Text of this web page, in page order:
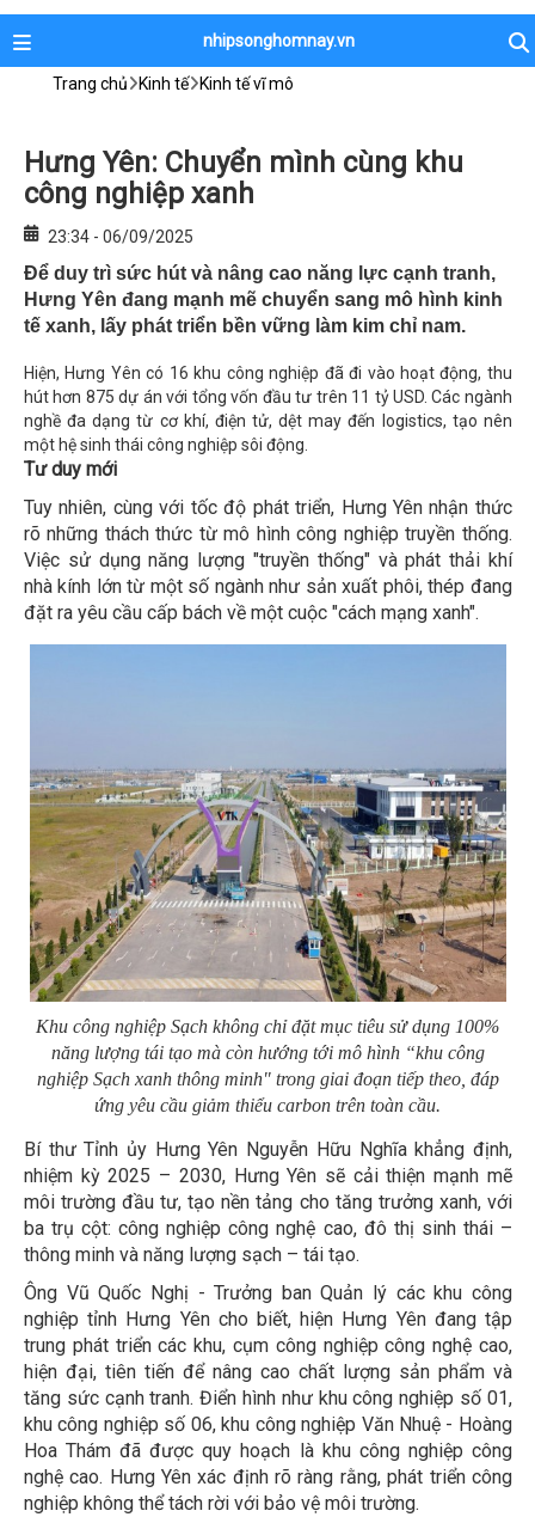
nhipsonghomnay.vn
Trang chủ Kinh tế Kinh tế vĩ mô
Hưng Yên: Chuyển mình cùng khu
công nghiệp xanh
23:34 - 06/09/2025
Để duy trì sức hút và nâng cao năng lực cạnh tranh,
Hưng Yên đang mạnh mẽ chuyển sang mô hình kinh
tế xanh, lấy phát triển bền vững làm kim chỉ nam.
Hiện, Hưng Yên có 16 khu công nghiệp đã đi vào hoạt động, thu
hút hơn 875 dự án với tổng vốn đầu tư trên 11 tỷ USD. Các ngành
nghề đa dạng từ cơ khí, điện tử, dệt may đến logistics, tạo nên
một hệ sinh thái công nghiệp sôi động.
Tư duy mới
Tuy nhiên, cùng với tốc độ phát triển, Hưng Yên nhận thức
rõ những thách thức từ mô hình công nghiệp truyền thống.
Việc sử dụng năng lượng "truyền thống" và phát thải khí
nhà kính lớn từ một số ngành như sản xuất phôi, thép đang
đặt ra yêu cầu cấp bách về một cuộc "cách mạng xanh".
Khu công nghiệp Sạch không chỉ đặt mục tiêu sử dụng 100%
năng lượng tái tạo mà còn hướng tới mô hình “khu công
nghiệp Sạch xanh thông minh" trong giai đoạn tiếp theo, đáp
ứng yêu cầu giảm thiểu carbon trên toàn cầu.
Bí thư Tỉnh ủy Hưng Yên Nguyễn Hữu Nghĩa khẳng định,
nhiệm kỳ 2025 – 2030, Hưng Yên sẽ cải thiện mạnh mẽ
môi trường đầu tư, tạo nền tảng cho tăng trưởng xanh, với
ba trụ cột: công nghiệp công nghệ cao, đô thị sinh thái –
thông minh và năng lượng sạch – tái tạo.
Ông Vũ Quốc Nghị - Trưởng ban Quản lý các khu công
nghiệp tỉnh Hưng Yên cho biết, hiện Hưng Yên đang tập
trung phát triển các khu, cụm công nghiệp công nghệ cao,
hiện đại, tiên tiến để nâng cao chất lượng sản phẩm và
tăng sức cạnh tranh. Điển hình như khu công nghiệp số 01,
khu công nghiệp số 06, khu công nghiệp Văn Nhuệ - Hoàng
Hoa Thám đã được quy hoạch là khu công nghiệp công
nghệ cao. Hưng Yên xác định rõ ràng rằng, phát triển công
nghiệp không thể tách rời với bảo vệ môi trường.